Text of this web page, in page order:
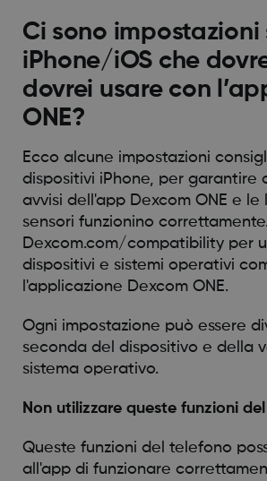
Ci sono impostazioni
iPhone/iOS che
dovrei usare con
ONE?
Ecco alcune impostazioni
dispositivi iPhone, per garantire
avvisi dell'app Dexcom ONE e
sensori funzionino
Dexcom.com/compatibility per
dispositivi e sistemi operativi
l'applicazione Dexcom ONE.
Ogni impostazione può essere
seconda del dispositivo e della
sistema operativo.
Non utilizzare queste funzioni
Queste funzioni del telefono
all'app di funzionare